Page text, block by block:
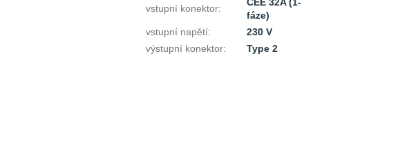
vstupní konektor:
fáze)
vstupní napětí:
230 V
výstupní konektor: Type 2